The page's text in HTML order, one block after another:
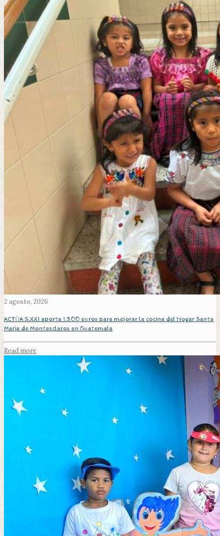
2 agosto, 2026
ACTÚA S.XXI aporta 1.500 euros para mejorar la cocina del Hogar Santa
María de Montesclaros en Guatemala
Read more